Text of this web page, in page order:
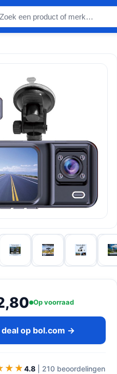
Op voorraad
deal op bol.com →
4.8 | 210 beoordelingen